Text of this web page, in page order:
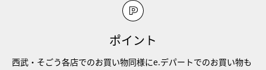
ポイント
西武・そごう各店でのお買い物同様にe.デパートでのお買い物も